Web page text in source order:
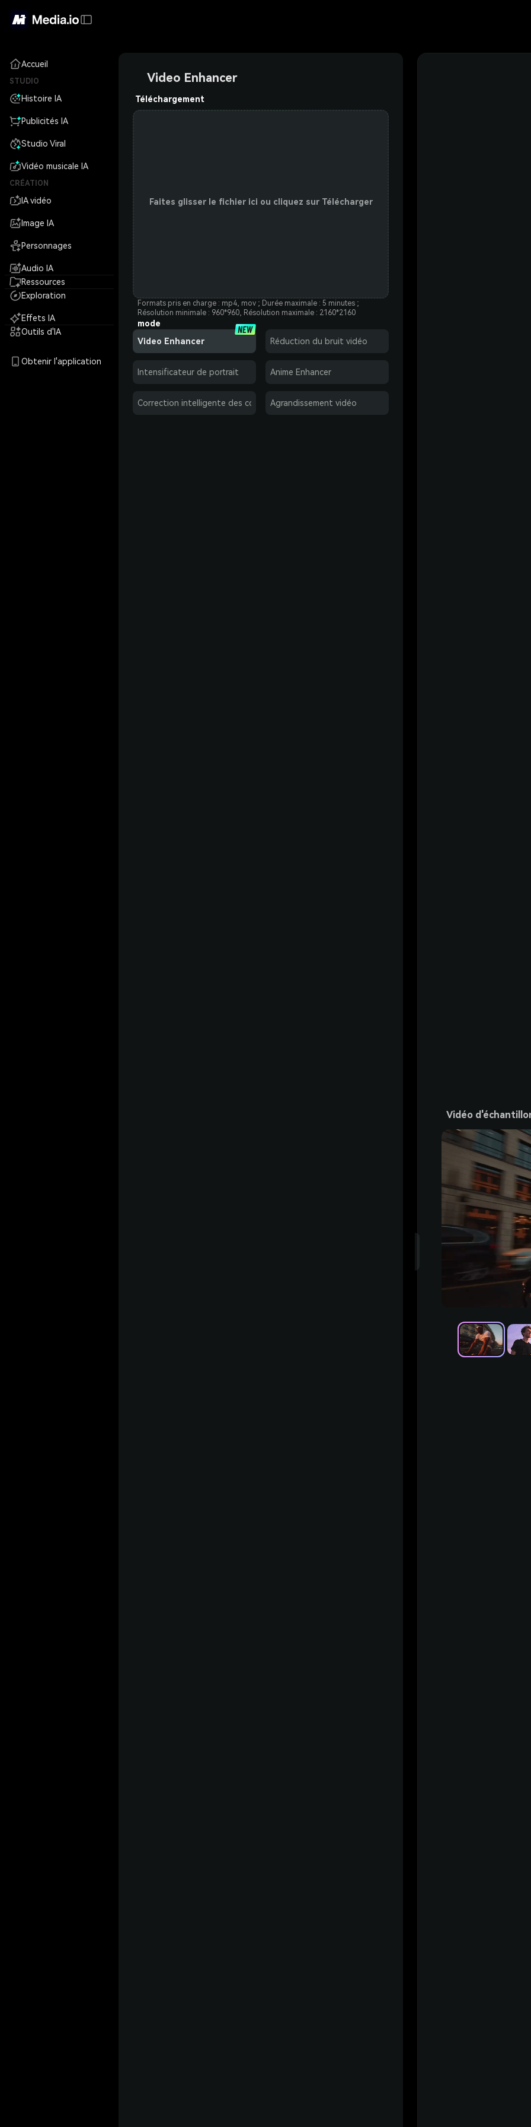
Accueil
STUDIO
Histoire IA
Publicités IA
Studio Viral
Vidéo musicale IA
CRÉATION
IA vidéo
Image IA
Personnages
Audio IA
Ressources
Exploration
Effets IA
Outils d'IA
Obtenir l'application
Video Enhancer
Téléchargement
Faites glisser le fichier ici ou cliquez sur Télécharger
Formats pris en charge : mp4, mov ; Durée maximale : 5 minutes ;
Résolution minimale : 960*960, Résolution maximale : 2160*2160
mode
Video Enhancer
Réduction du bruit vidéo
Intensificateur de portrait Anime Enhancer
Correction intelligente des couleursAgrandissement vidéo
Vidéo